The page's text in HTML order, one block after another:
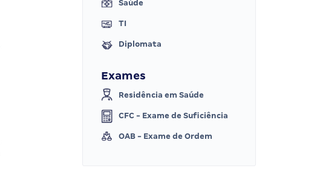
Saúde
TI
Diplomata
Exames
Residência em Saúde
CFC - Exame de Suficiência
OAB - Exame de Ordem